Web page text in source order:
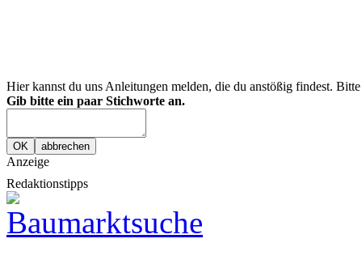
Hier kannst du uns Anleitungen melden, die du anstößig findest.
Gib bitte ein paar Stichworte an.
Anzeige
Redaktionstipps